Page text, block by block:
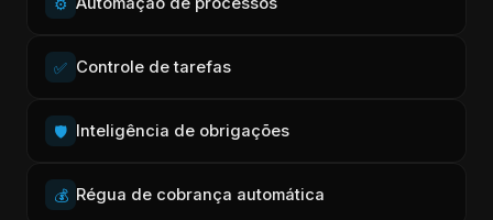
✅ Controle de tarefas
🛡️ Inteligência de obrigações
💰 Régua de cobrança automática